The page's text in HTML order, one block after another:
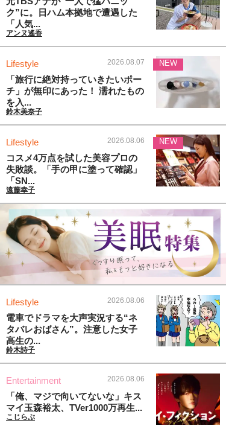
ク”に。日ハム本拠地で遭遇した
「人気...
アンヌ遙香
Lifestyle 2026.08.07
「旅行に絶対持っていきたいポー
チ」が無印にあった！ 濡れたもの
を入...
鈴木美奈子
NEW
Lifestyle 2026.08.06
コスメ4万点を試した美容プロの
失敗談。「手の甲に塗って確認」
「SN...
遠藤幸子
NEW
Lifestyle 2026.08.06
電車でドラマを大声実況する“ネ
タバレおばさん”。注意した女子
高生の...
鈴木詩子
Entertainment 2026.08.06
「俺、マジで向いてないな」キス
マイ玉森裕太、TVer1000万再生...
こじらぶ